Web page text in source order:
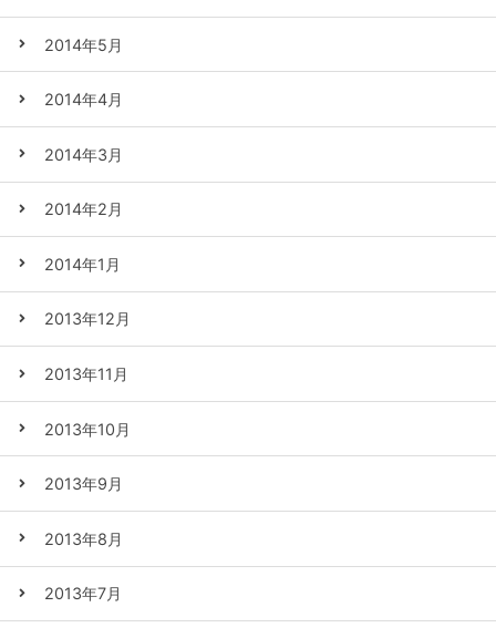
2014年5月
2014年4月
2014年3月
2014年2月
2014年1月
2013年12月
2013年11月
2013年10月
2013年9月
2013年8月
2013年7月